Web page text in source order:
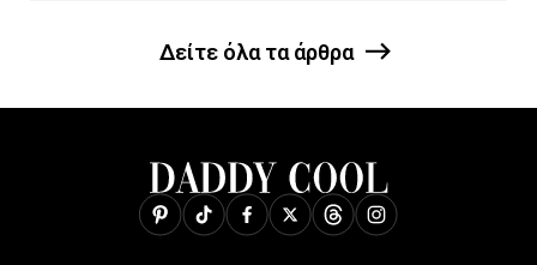
Δείτε όλα τα άρθρα